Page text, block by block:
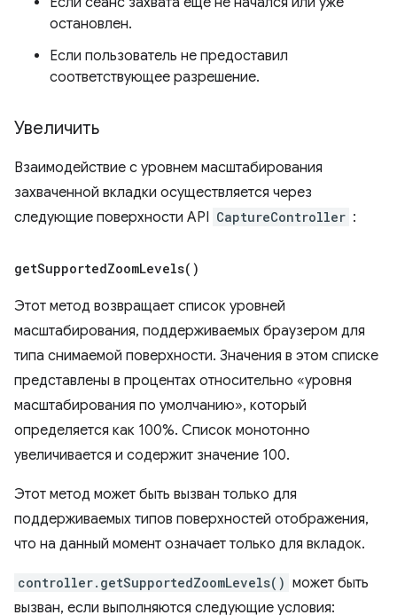
остановлен.
Если пользователь не предоставил
соответствующее разрешение.
Увеличить
Взаимодействие с уровнем масштабирования
захваченной вкладки осуществляется через
следующие поверхности API CaptureController :
getSupportedZoomLevels( )
Этот метод возвращает список уровней
масштабирования, поддерживаемых браузером для
типа снимаемой поверхности. Значения в этом списке
представлены в процентах относительно «уровня
масштабирования по умолчанию», который
определяется как 100%. Список монотонно
увеличивается и содержит значение 100.
Этот метод может быть вызван только для
поддерживаемых типов поверхностей отображения,
что на данный момент означает только для вкладок.
controller.getSupportedZoomLevels() может быть
вызван, если выполняются следующие условия: